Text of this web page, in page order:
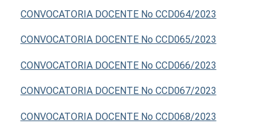
CONVOCATORIA DOCENTE No CCD064/2023
CONVOCATORIA DOCENTE No CCD065/2023
CONVOCATORIA DOCENTE No CCD066/2023
CONVOCATORIA DOCENTE No CCD067/2023
CONVOCATORIA DOCENTE No CCD068/2023